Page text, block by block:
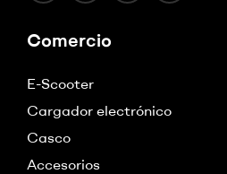
Comercio
E-Scooter
Cargador electrónico
Casco
Accesorios